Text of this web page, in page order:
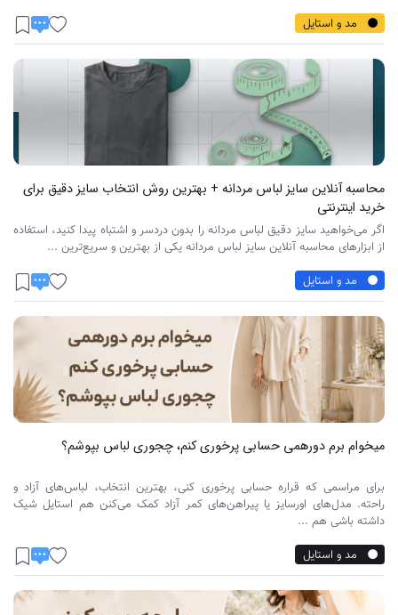
مد و استایل
محاسبه آنلاین سایز لباس مردانه + بهترین روش انتخاب سایز دقیق برای
خرید اینترنتی
اگر می‌خواهید سایز دقیق لباس مردانه را بدون دردسر و اشتباه پیدا کنید، استفاده
از ابزارهای محاسبه آنلاین سایز لباس مردانه یکی از بهترین و سریع‌ترین ...
مد و استایل
میخوام برم دورهمی حسابی پرخوری کنم، چجوری لباس بپوشم؟
برای مراسمی که قراره حسابی پرخوری کنی، بهترین انتخاب، لباس‌های آزاد و
راحته. مدل‌های اورسایز یا پیراهن‌های کمر آزاد کمک می‌کنن هم استایل شیک
داشته باشی هم ...
مد و استایل